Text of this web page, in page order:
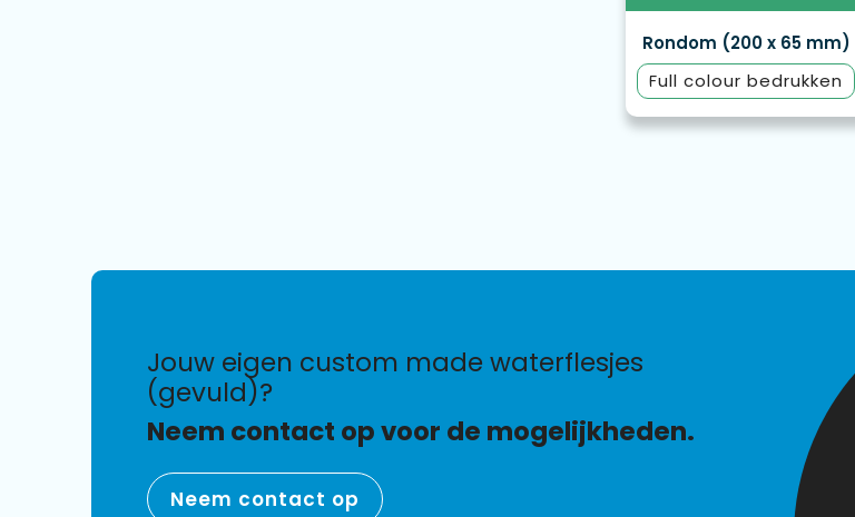
Rondom (200 x 65 mm)
Full colour
jouw eigen custom made waterflesjes
(gevuld)?
Neem contact op voor de mogelijkheden.
Neem contact op